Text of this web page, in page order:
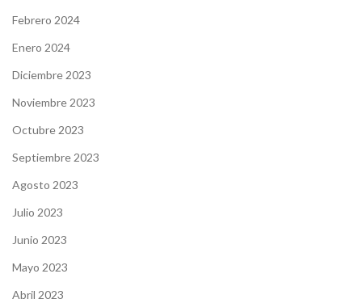
Febrero 2024
Enero 2024
Diciembre 2023
Noviembre 2023
Octubre 2023
Septiembre 2023
Agosto 2023
Julio 2023
Junio 2023
Mayo 2023
Abril 2023